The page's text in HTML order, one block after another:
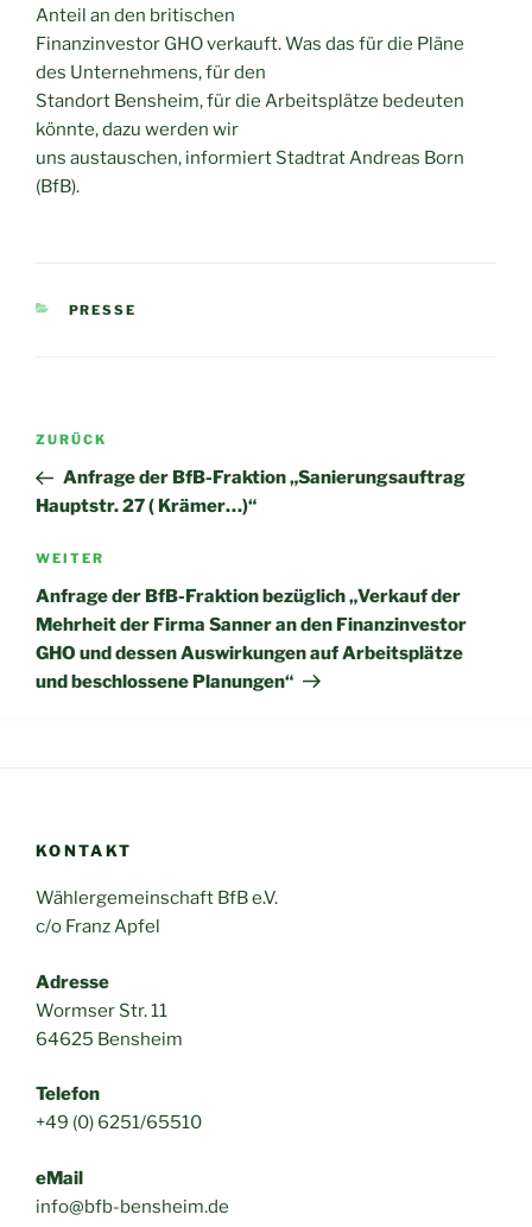
Anteil an den britischen
Finanzinvestor GHO verkauft. Was das für die Pläne
des Unternehmens, für den
Standort Bensheim, für die Arbeitsplätze bedeuten
könnte, dazu werden wir
uns austauschen, informiert Stadtrat Andreas Born
(BfB).
KATEGORIEN
PRESSE
Beitragsnavigation
Vorheriger
Beitrag
ZURÜCK
Anfrage der BfB-Fraktion „Sanierungsauftrag
Hauptstr. 27 ( Krämer…)“
Nächster
Beitrag
WEITER
Anfrage der BfB-Fraktion bezüglich „Verkauf der
Mehrheit der Firma Sanner an den Finanzinvestor
GHO und dessen Auswirkungen auf Arbeitsplätze
und beschlossene Planungen“
KONTAKT
Wählergemeinschaft BfB e.V.
c/o Franz Apfel
Adresse
Wormser Str. 11
64625 Bensheim
Telefon
+49 (0) 6251/65510
eMail
info@bfb-bensheim.de